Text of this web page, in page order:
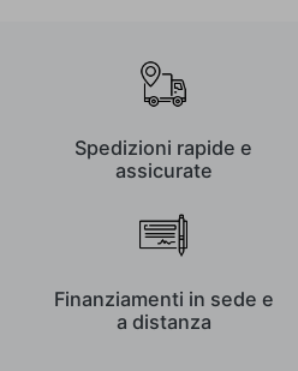
Spedizioni rapide e
assicurate
Finanziamenti in sede e
a distanza